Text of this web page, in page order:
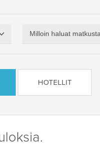
Milloin haluat
HOTELLIT